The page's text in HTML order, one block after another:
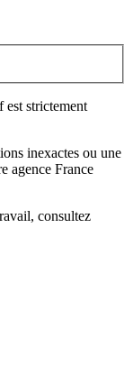
est strictement
inexactes ou une
agence France
, consultez